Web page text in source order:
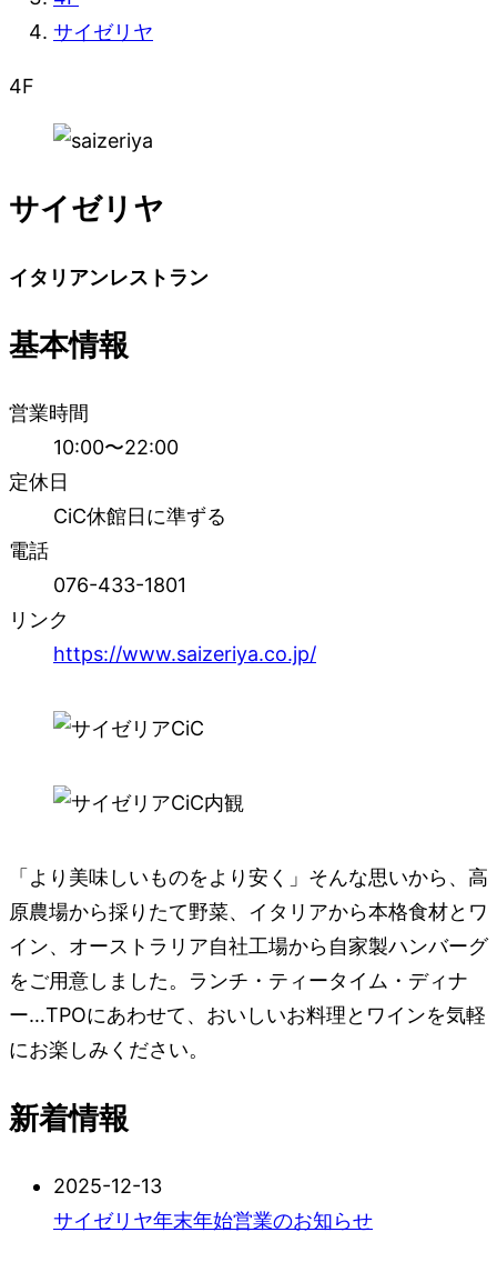
サイゼリヤ
4F
サイゼリヤ
イタリアンレストラン
基本情報
営業時間
10:00〜22:00
定休日
CiC休館日に準ずる
電話
076-433-1801
リンク
https://www.saizeriya.co.jp/
「より美味しいものをより安く」そんな思いから、高
原農場から採りたて野菜、イタリアから本格食材とワ
イン、オーストラリア自社工場から自家製ハンバーグ
をご用意しました。ランチ・ティータイム・ディナ
ー…TPOにあわせて、おいしいお料理とワインを気軽
にお楽しみください。
新着情報
2025-12-13
サイゼリヤ年末年始営業のお知らせ